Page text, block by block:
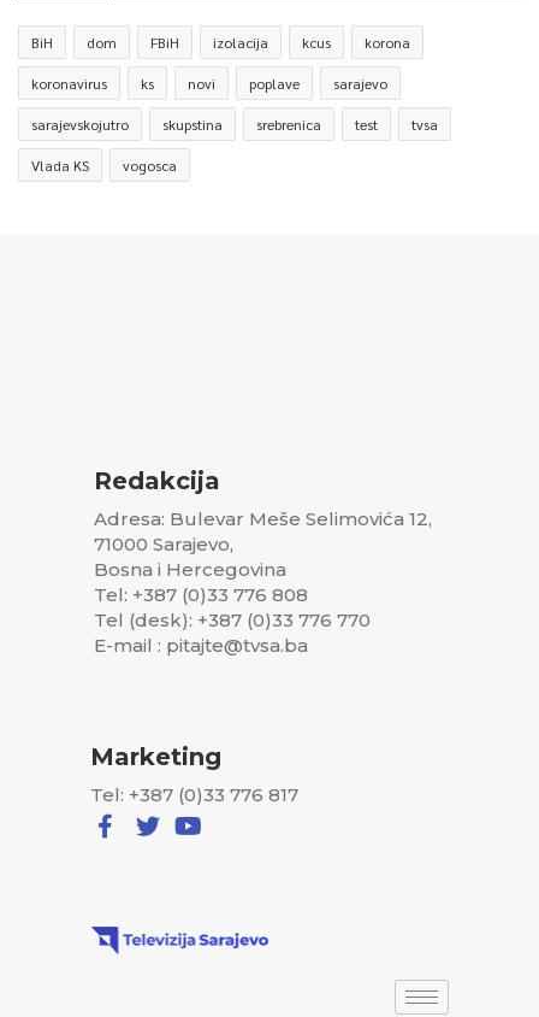
BiH dom FBiH izolacija kcus korona
koronavirus ks novi poplave sarajevo
sarajevskojutro skupstina srebrenica test tvsa
Vlada KS vogosca
Redakcija
Adresa: Bulevar Meše Selimovića 12,
71000 Sarajevo,
Bosna i Hercegovina
Tel: +387 (0)33 776 808
Tel (desk): +387 (0)33 776 770
E-mail : pitajte@tvsa.ba
Marketing
Tel: +387 (0)33 776 817